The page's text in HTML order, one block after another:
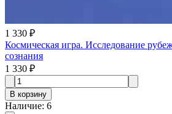
1 330 ₽
Космическая игра. Исследование
сознания
1 330 ₽
В корзину
Наличие: 6